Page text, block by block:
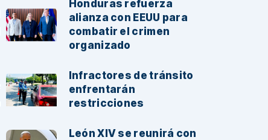
Honduras refuerza
alianza con EEUU para
combatir el crimen
organizado
Infractores de tránsito
enfrentarán
restricciones
León XIV se reunirá con